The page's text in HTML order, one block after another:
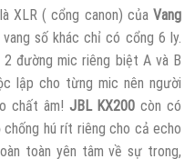
XLR ( cổng canon) của Vang
số khác chỉ có cổng 6 ly.
đường mic riêng biệt A và B
lập cho từng mic nên người
chất âm! JBL KX200 còn có
hú rít riêng cho cả echo
toàn yên tâm về sự trong,